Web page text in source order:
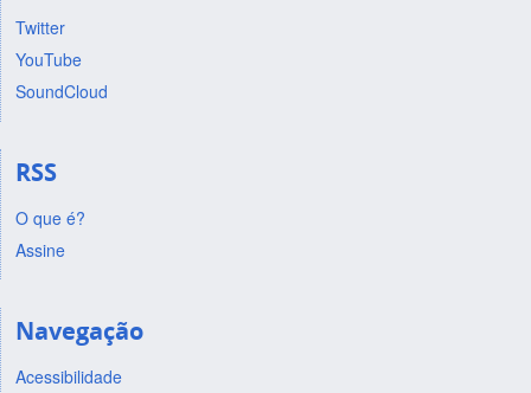
Twitter
YouTube
SoundCloud
RSS
O que é?
Assine
Navegação
Acessibilidade